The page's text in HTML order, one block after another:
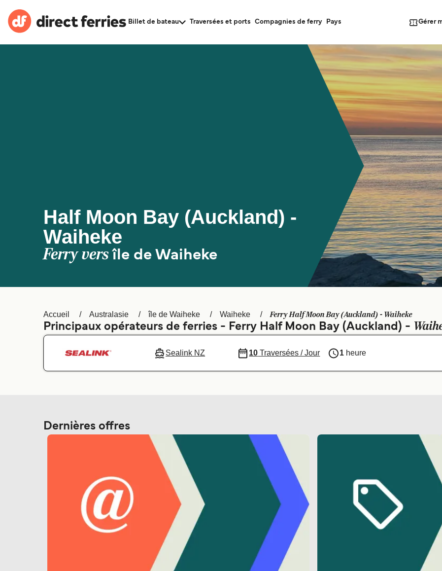
Billet de bateau Traversées et ports Compagnies de ferry Pays Gérer
Half Moon Bay (Auckland) -
Waiheke
Ferry versîle de Waiheke
Accueil Australasie île de Waiheke Waiheke Ferry Half Moon Bay (Auckland) - Waiheke
Principaux opérateurs de ferries - Ferry Half Moon Bay (Auckland) -
Sealink NZ 10 Traversées / Jour 1 heure
Dernières offres